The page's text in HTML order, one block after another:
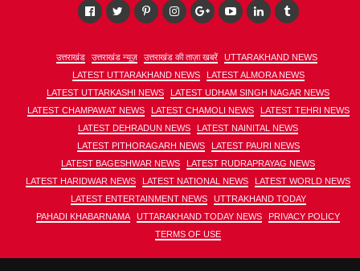
उत्तराखंड उत्तराखंड न्यूज़ उत्तराखंड की ताज़ा खबरें
UTTARAKHAND NEWS
LATEST UTTARAKHAND NEWS
LATEST ALMORA NEWS
LATEST UTTARKASHI NEWS
LATEST UDHAM SINGH NAGAR NEWS
LATEST CHAMPAWAT NEWS
LATEST CHAMOLI NEWS
LATEST TEHRI NEWS
LATEST DEHRADUN NEWS
LATEST NAINITAL NEWS
LATEST PITHORAGARH NEWS
LATEST PAURI NEWS
LATEST BAGESHWAR NEWS
LATEST RUDRAPRAYAG NEWS
LATEST HARIDWAR NEWS
LATEST NATIONAL NEWS
LATEST WORLD NEWS
LATEST ENTERTAINMENT NEWS
UTTRAKHAND TODAY
PAHADI KHABARNAMA
UTTARAKHAND TODAY NEWS
PRIVACY POLICY
TERMS OF USE